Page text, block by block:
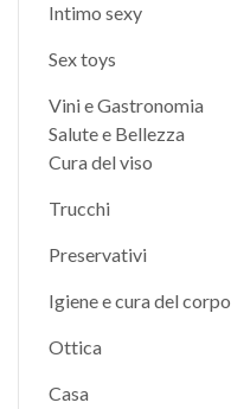
Intimo sexy
Sex toys
Vini e Gastronomia
Salute e Bellezza
Cura del viso
Trucchi
Preservativi
Igiene e cura del corpo
Ottica
Casa